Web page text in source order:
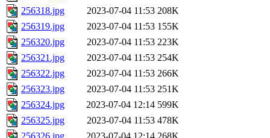
256318.jpg
2023-07-04 11:53 208K
256319.jpg
2023-07-04 11:53 155K
256320.jpg
2023-07-04 11:53 223K
256321.jpg
2023-07-04 11:53 254K
256322.jpg
2023-07-04 11:53 266K
256323.jpg
2023-07-04 11:53 251K
256324.jpg
2023-07-04 12:14 599K
256325.jpg
2023-07-04 11:53 478K